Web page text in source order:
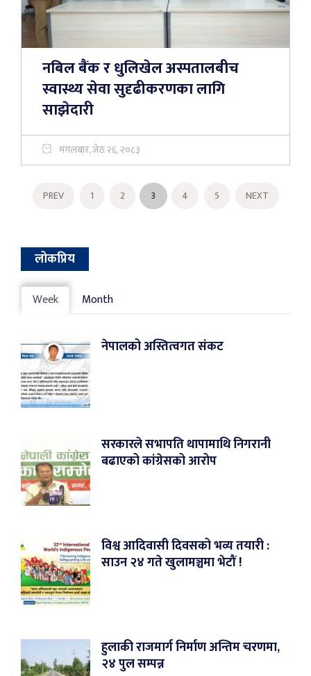
नबिल बैंक र धुलिखेल अस्पतालबीच
स्वास्थ्य सेवा सुदृढीकरणका लागि
साझेदारी
मंगलबार, जेठ २६, २०८३
PREV 1 2 3 4 5 NEXT
लोकप्रिय
Week Month
नेपालको अस्तित्वगत संकट
सरकारले सभापति थापामाथि निगरानी
बढाएको कांग्रेसको आरोप
विश्व आदिवासी दिवसको भव्य तयारी :
साउन २४ गते खुलामञ्चमा भेटौं !
हुलाकी राजमार्ग निर्माण अन्तिम चरणमा,
२४ पुल सम्पन्न